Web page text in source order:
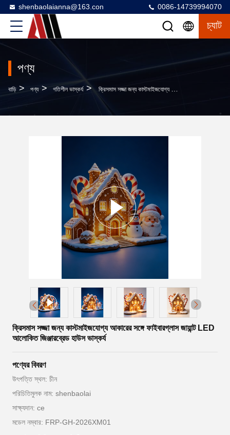
shenbaolaianna@163.con 0086-14739994070
চ্যাট
পণ্য
বাড়ি > পণ্য > গতিশীল ভাস্কর্য > ক্রিসমাস সজ্জা জন্য কাস্টমাইজযোগ্য আকারের সঙ্গে ফাইবারগ্লাস জায়ান্ট LED আলোকিত জিঞ্জারব্রেড হাউস ভাস্কর্য
ক্রিসমাস সজ্জা জন্য কাস্টমাইজযোগ্য আকারের সঙ্গে ফাইবারগ্লাস জায়ান্ট LED
আলোকিত জিঞ্জারব্রেড হাউস ভাস্কর্য
পণ্যের বিবরণ
উৎপত্তি স্থল: চীন
পরিচিতিমুলক নাম: shenbaolai
সাক্ষ্যদান: ce
মডেল নম্বার: FRP-GH-2026XM01